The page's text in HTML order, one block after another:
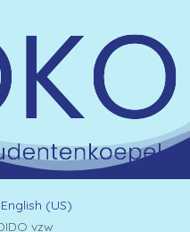
vzw
English (US)